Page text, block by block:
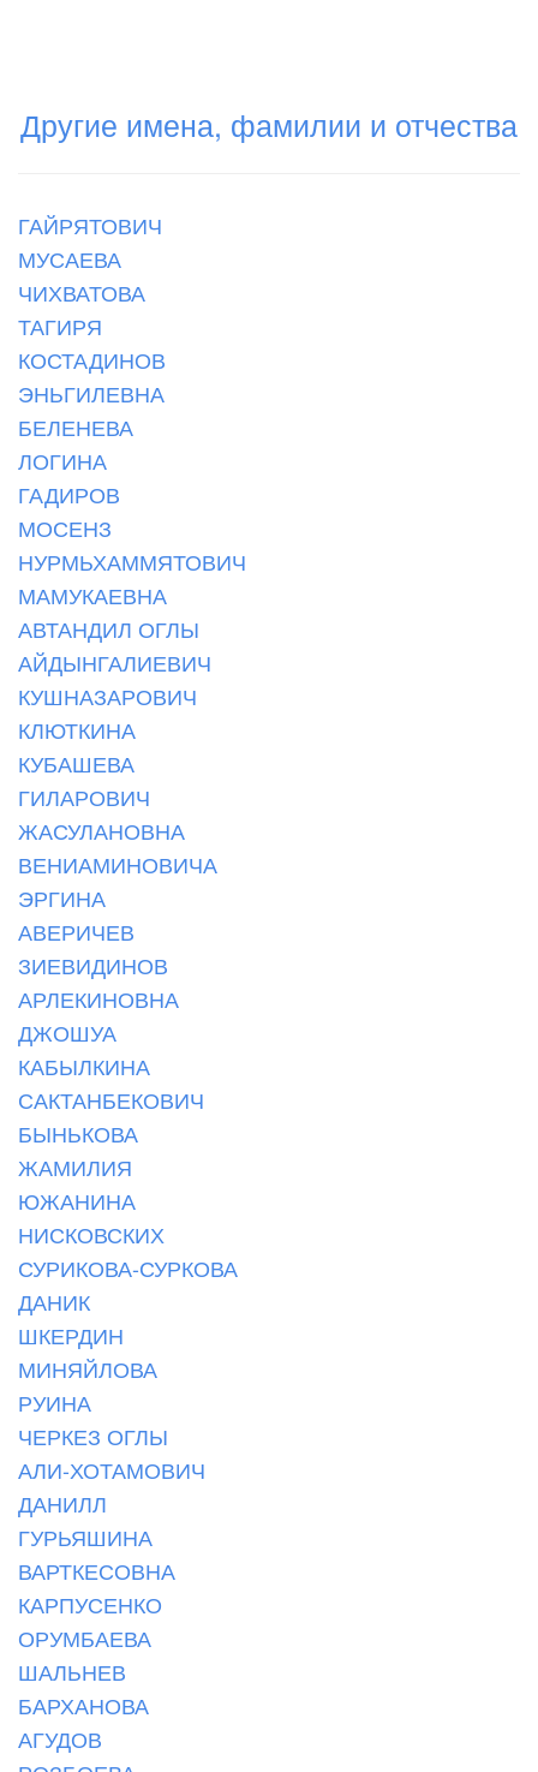
Другие имена, фамилии и отчества
ГАЙРЯТОВИЧ
МУСАЕВА
ЧИХВАТОВА
ТАГИРЯ
КОСТАДИНОВ
ЭНЬГИЛЕВНА
БЕЛЕНЕВА
ЛОГИНА
ГАДИРОВ
МОСЕНЗ
НУРМЬХАММЯТОВИЧ
МАМУКАЕВНА
АВТАНДИЛ ОГЛЫ
АЙДЫНГАЛИЕВИЧ
КУШНАЗАРОВИЧ
КЛЮТКИНА
КУБАШЕВА
ГИЛАРОВИЧ
ЖАСУЛАНОВНА
ВЕНИАМИНОВИЧА
ЭРГИНА
АВЕРИЧЕВ
ЗИЕВИДИНОВ
АРЛЕКИНОВНА
ДЖОШУА
КАБЫЛКИНА
САКТАНБЕКОВИЧ
БЫНЬКОВА
ЖАМИЛИЯ
ЮЖАНИНА
НИСКОВСКИХ
СУРИКОВА-СУРКОВА
ДАНИК
ШКЕРДИН
МИНЯЙЛОВА
РУИНА
ЧЕРКЕЗ ОГЛЫ
АЛИ-ХОТАМОВИЧ
ДАНИЛЛ
ГУРЬЯШИНА
ВАРТКЕСОВНА
КАРПУСЕНКО
ОРУМБАЕВА
ШАЛЬНЕВ
БАРХАНОВА
АГУДОВ